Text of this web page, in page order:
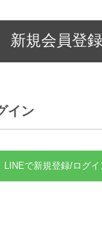
新規会員登録
イン
LINEで新規登録/ログイ